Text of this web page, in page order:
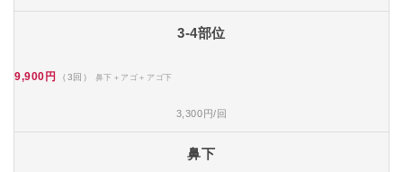
3-4部位
9,900円 （3回） 鼻下＋アゴ＋アゴ下
3,300円/回
鼻下